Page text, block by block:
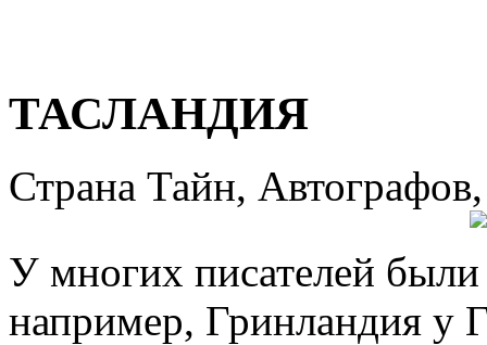
ТАСЛАНДИЯ
Страна Тайн,
У многих писателей
например, Гринландия у